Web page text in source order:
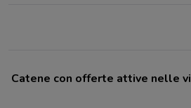
Catene con offerte attive nelle